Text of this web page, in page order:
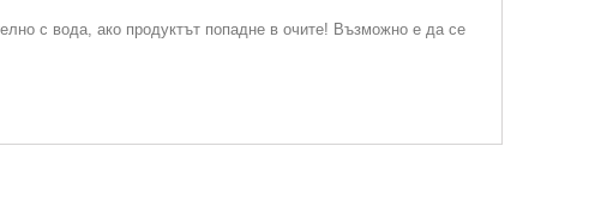
с вода, ако продуктът попадне в очите! Възможно е да се